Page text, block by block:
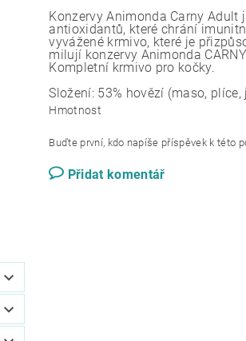
Konzervy Animonda Carny
antioxidantů, které chrání
vyvážené krmivo, které je
milují konzervy Animonda CARNY
Kompletní krmivo pro kočky.
Složení: 53% hovězí (maso,
Hmotnost
Buďte první, kdo napíše příspěvek k této
Přidat komentář